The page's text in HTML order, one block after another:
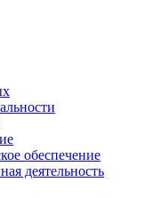
обеспечение
деятельность